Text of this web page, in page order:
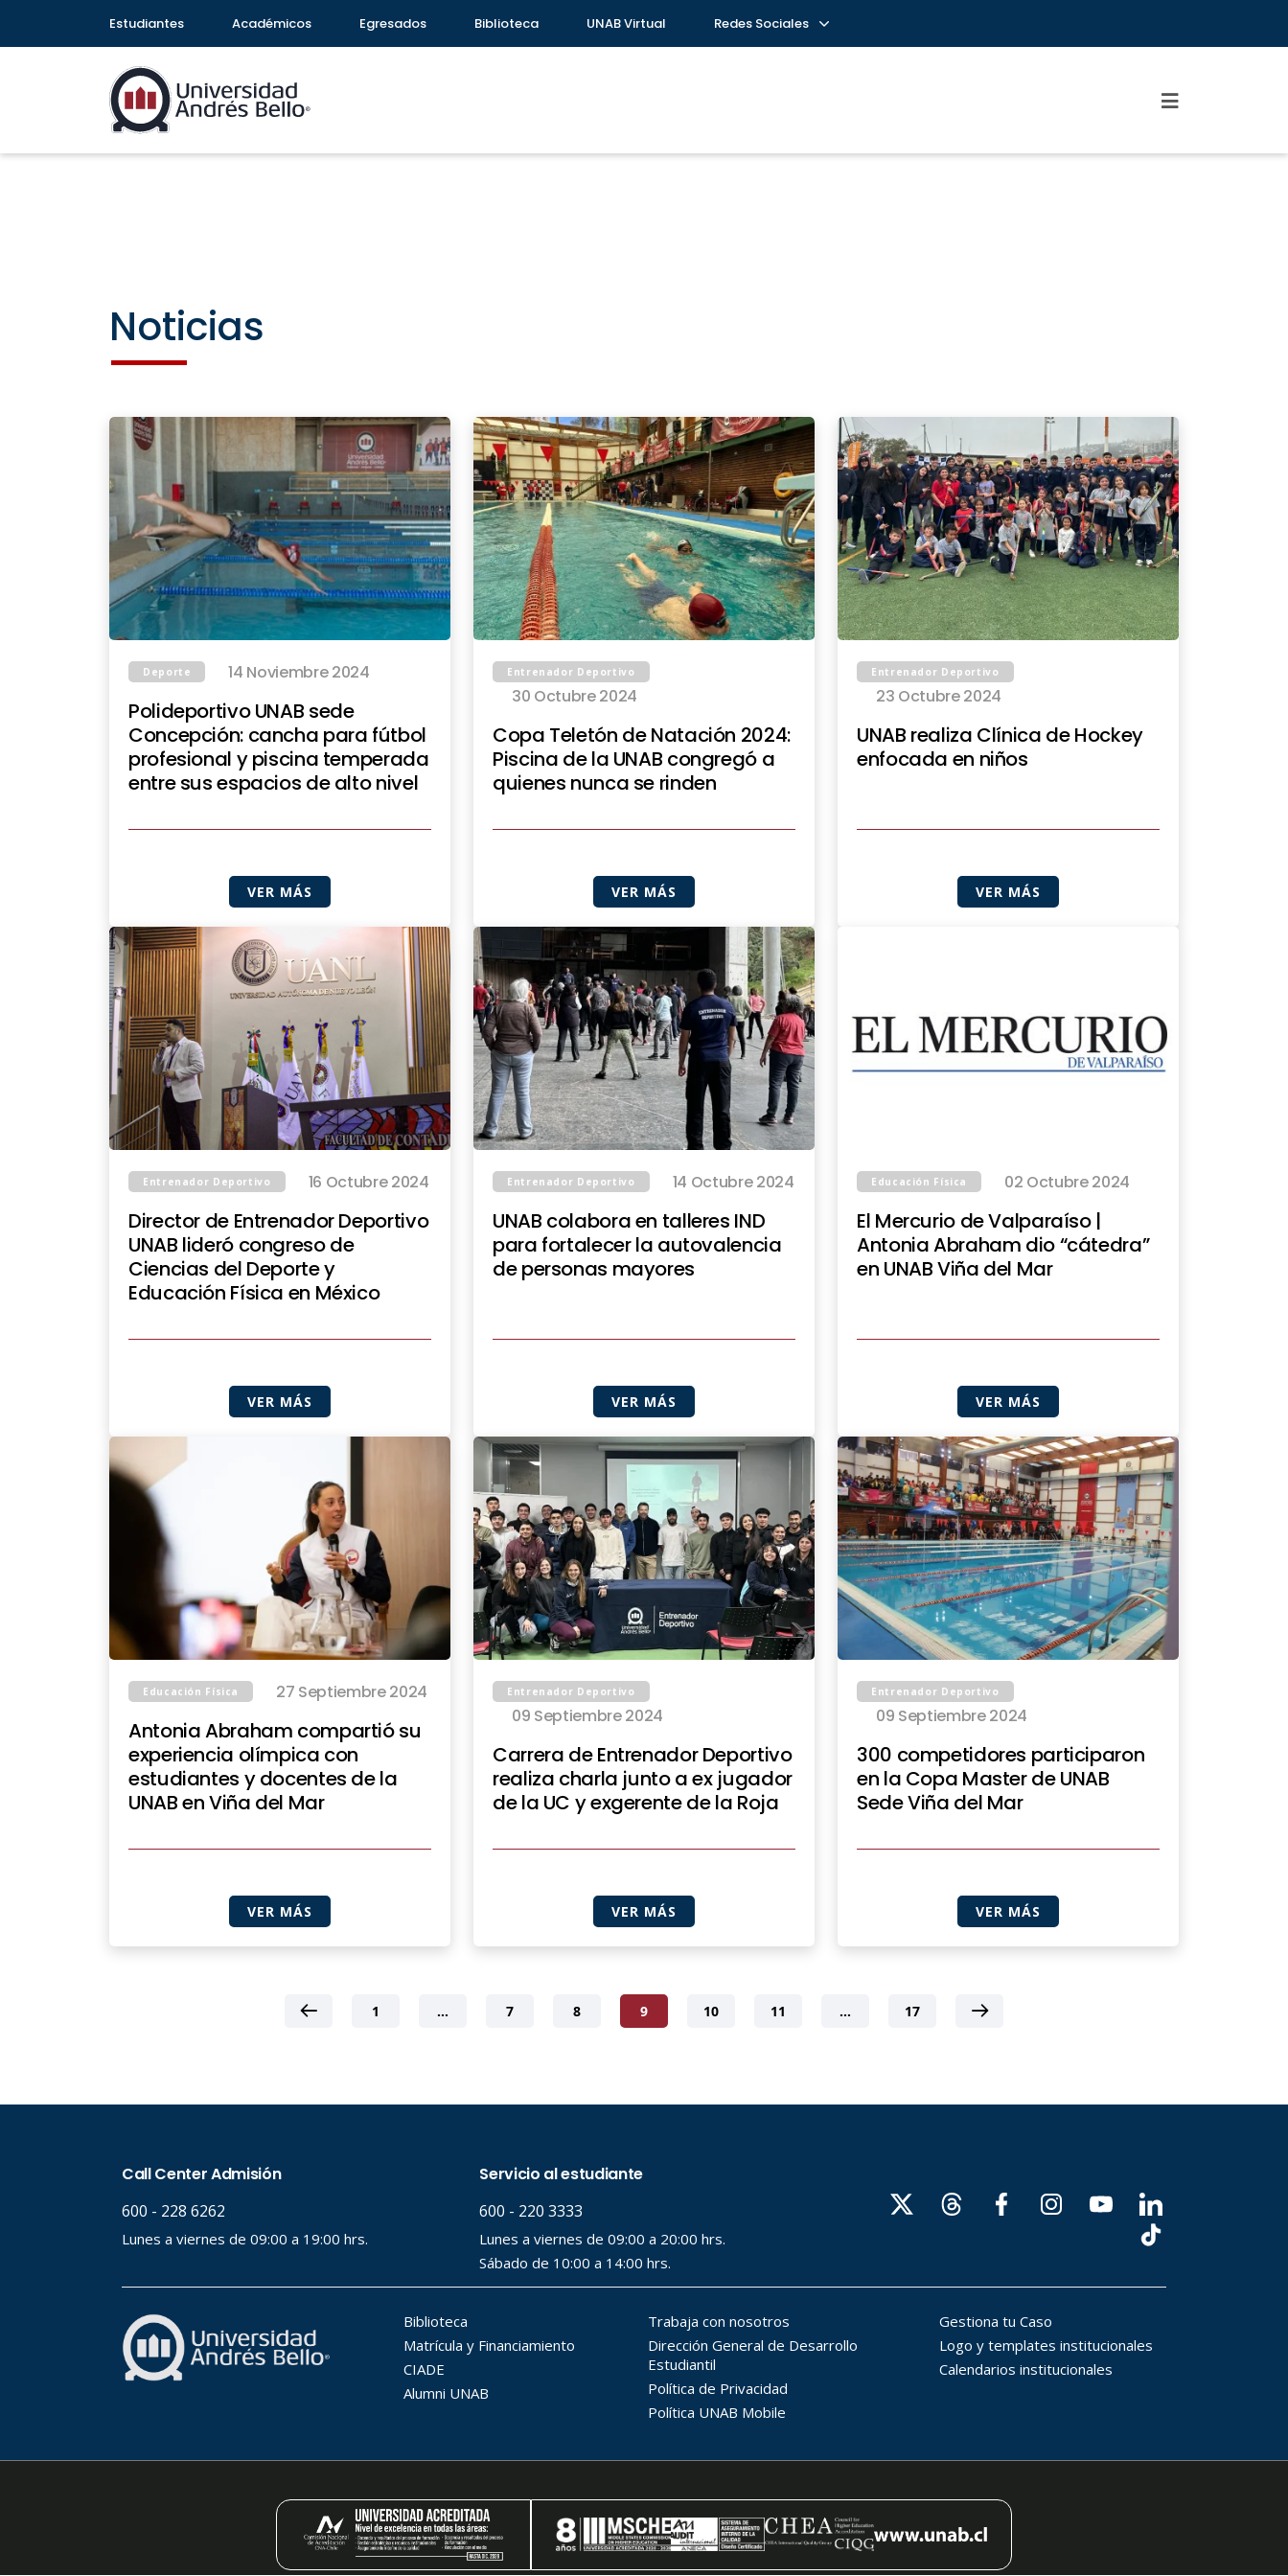
Estudiantes Académicos Egresados Biblioteca UNAB Virtual Redes Sociales
Noticias
Deporte 14 Noviembre 2024
Polideportivo UNAB sede
Concepción: cancha para fútbol
profesional y piscina temperada
entre sus espacios de alto nivel
VER MÁS
Entrenador Deportivo
30 Octubre 2024
Copa Teletón de Natación 2024:
Piscina de la UNAB congregó a
quienes nunca se rinden
VER MÁS
Entrenador Deportivo
23 Octubre 2024
UNAB realiza Clínica de Hockey
enfocada en niños
VER MÁS
Entrenador Deportivo 16 Octubre 2024
Director de Entrenador Deportivo
UNAB lideró congreso de
Ciencias del Deporte y
Educación Física en México
VER MÁS
Entrenador Deportivo 14 Octubre 2024
UNAB colabora en talleres IND
para fortalecer la autovalencia
de personas mayores
VER MÁS
Educación Física 02 Octubre 2024
El Mercurio de Valparaíso |
Antonia Abraham dio “cátedra”
en UNAB Viña del Mar
VER MÁS
Educación Física 27 Septiembre 2024
Antonia Abraham compartió su
experiencia olímpica con
estudiantes y docentes de la
UNAB en Viña del Mar
VER MÁS
Entrenador Deportivo
09 Septiembre 2024
Carrera de Entrenador Deportivo
realiza charla junto a ex jugador
de la UC y exgerente de la Roja
VER MÁS
Entrenador Deportivo
09 Septiembre 2024
300 competidores participaron
en la Copa Master de UNAB
Sede Viña del Mar
VER MÁS
1 … 7 8 9 10 11 … 17